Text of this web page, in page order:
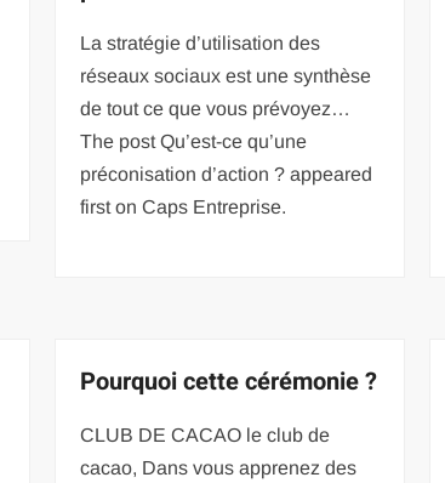
La stratégie d’utilisation des
réseaux sociaux est une synthèse
de tout ce que vous prévoyez…
The post Qu’est-ce qu’une
préconisation d’action ? appeared
first on Caps Entreprise.
Pourquoi cette cérémonie ?
CLUB DE CACAO le club de
cacao, Dans vous apprenez des